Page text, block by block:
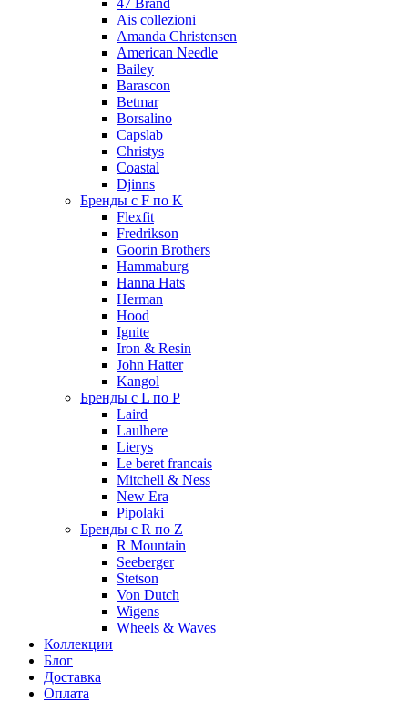
47 Brand
Ais collezioni
Amanda Christensen
American Needle
Bailey
Barascon
Betmar
Borsalino
Capslab
Christys
Coastal
Djinns
Бренды с F по K
Flexfit
Fredrikson
Goorin Brothers
Hammaburg
Hanna Hats
Herman
Hood
Ignite
Iron & Resin
John Hatter
Kangol
Бренды с L по P
Laird
Laulhere
Lierys
Le beret francais
Mitchell & Ness
New Era
Pipolaki
Бренды с R по Z
R Mountain
Seeberger
Stetson
Von Dutch
Wigens
Wheels & Waves
Коллекции
Блог
Доставка
Оплата